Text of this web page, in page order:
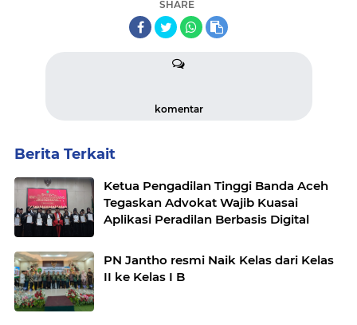
SHARE
komentar
Berita Terkait
Ketua Pengadilan Tinggi Banda Aceh
Tegaskan Advokat Wajib Kuasai
Aplikasi Peradilan Berbasis Digital
PN Jantho resmi Naik Kelas dari Kelas
II ke Kelas I B